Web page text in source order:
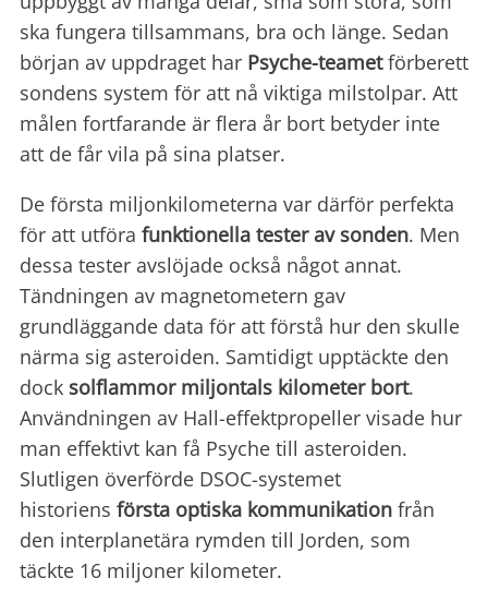
ska fungera tillsammans, bra och länge. Sedan
början av uppdraget har Psyche-teametförberett
sondens system för att nå viktiga milstolpar. Att
målen fortfarande är flera år bort betyder inte
att de får vila på sina platser.
De första miljonkilometerna var därför perfekta
för att utföra funktionella tester av sonden. Men
dessa tester avslöjade också något annat.
Tändningen av magnetometern gav
grundläggande data för att förstå hur den skulle
närma sig asteroiden. Samtidigt upptäckte den
dock solflammor miljontals kilometer bort.
Användningen av Hall-effektpropeller visade hur
man effektivt kan få Psyche till asteroiden.
Slutligen överförde DSOC-systemet
historiens första optiska kommunikation från
den interplanetära rymden till Jorden, som
täckte 16 miljoner kilometer.